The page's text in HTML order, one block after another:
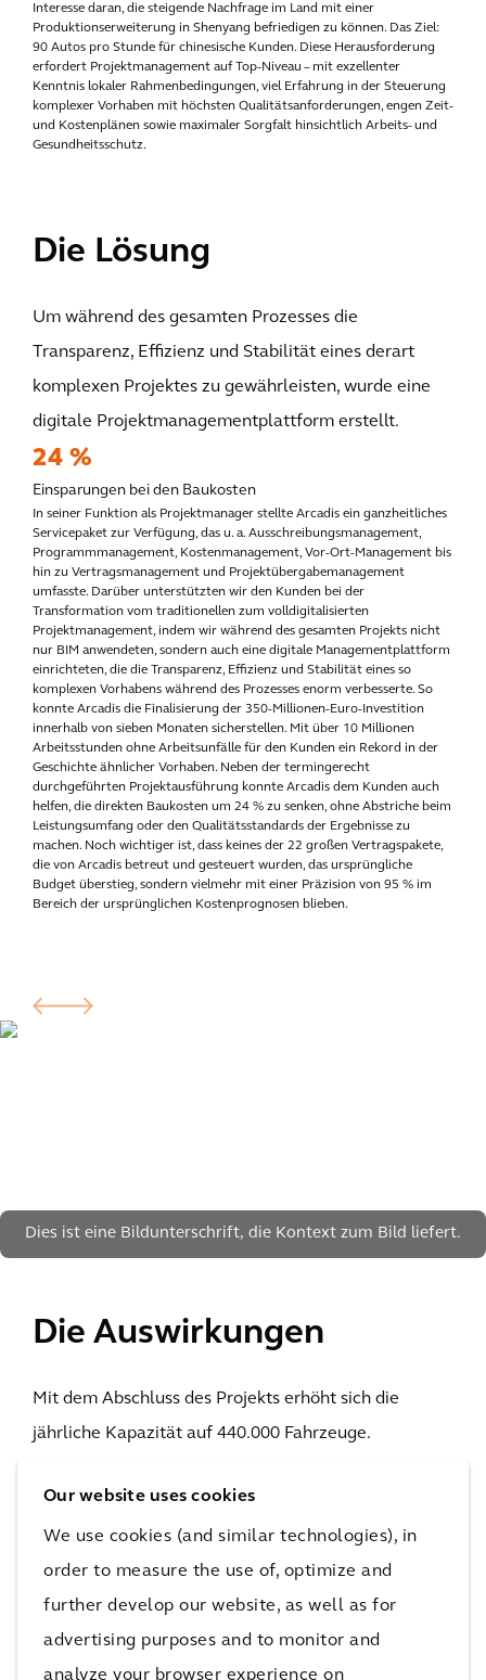
Our website uses cookies
We use cookies (and similar technologies), in
order to measure the use of, optimize and
further develop our website, as well as for
advertising purposes and to monitor and
analyze your browser experience on
Interesse daran, die steigende Nachfrage im Land mit einer
Produktionserweiterung in Shenyang befriedigen zu können. Das Ziel:
90 Autos pro Stunde für chinesische Kunden. Diese Herausforderung
erfordert Projektmanagement auf Top-Niveau – mit exzellenter
Kenntnis lokaler Rahmenbedingungen, viel Erfahrung in der Steuerung
komplexer Vorhaben mit höchsten Qualitätsanforderungen, engen Zeit-
und Kostenplänen sowie maximaler Sorgfalt hinsichtlich Arbeits- und
Gesundheitsschutz.
Die Lösung
Um während des gesamten Prozesses die
Transparenz, Effizienz und Stabilität eines derart
komplexen Projektes zu gewährleisten, wurde eine
digitale Projektmanagementplattform erstellt.
24 %
Einsparungen bei den Baukosten
In seiner Funktion als Projektmanager stellte Arcadis ein ganzheitliches
Servicepaket zur Verfügung, das u. a. Ausschreibungsmanagement,
Programmmanagement, Kostenmanagement, Vor-Ort-Management bis
hin zu Vertragsmanagement und Projektübergabemanagement
umfasste. Darüber unterstützten wir den Kunden bei der
Transformation vom traditionellen zum volldigitalisierten
Projektmanagement, indem wir während des gesamten Projekts nicht
nur BIM anwendeten, sondern auch eine digitale Managementplattform
einrichteten, die die Transparenz, Effizienz und Stabilität eines so
komplexen Vorhabens während des Prozesses enorm verbesserte. So
konnte Arcadis die Finalisierung der 350-Millionen-Euro-Investition
innerhalb von sieben Monaten sicherstellen. Mit über 10 Millionen
Arbeitsstunden ohne Arbeitsunfälle für den Kunden ein Rekord in der
Geschichte ähnlicher Vorhaben. Neben der termingerecht
durchgeführten Projektausführung konnte Arcadis dem Kunden auch
helfen, die direkten Baukosten um 24 % zu senken, ohne Abstriche beim
Leistungsumfang oder den Qualitätsstandards der Ergebnisse zu
machen. Noch wichtiger ist, dass keines der 22 großen Vertragspakete,
die von Arcadis betreut und gesteuert wurden, das ursprüngliche
Budget überstieg, sondern vielmehr mit einer Präzision von 95 % im
Bereich der ursprünglichen Kostenprognosen blieben.
Dies ist eine Bildunterschrift, die Kontext zum Bild liefert.
Die Auswirkungen
Mit dem Abschluss des Projekts erhöht sich die
jährliche Kapazität auf 440.000 Fahrzeuge.
sichere Arbeitsstunden
Die Auswirkungen
Durch den konsequenten Einsatz digitaler Technologien werden die
Produktionskosten deutlich gesenkt, was letztendlich den Verbrauchern
der Erweiterung auf 440.000 Fahrzeuge ansteigen, darunter mehr als